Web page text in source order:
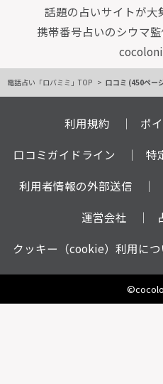
話題の占いサイトが大
携帯番号占いのシウマ
電話占い「ロバミミ」TOP 口コミ (450ペー
利用規約
ポ
口コミガイドライン
特
利用者情報の外部送信
運営会社
クッキー（cookie）利用につ